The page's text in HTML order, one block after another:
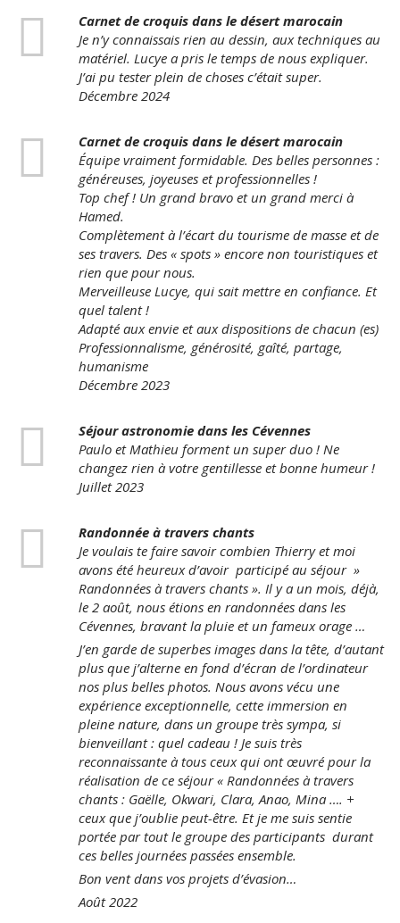
Carnet de croquis dans le désert marocain
Je n’y connaissais rien au dessin, aux techniques au
matériel. Lucye a pris le temps de nous expliquer.
J’ai pu tester plein de choses c’était super.
Décembre 2024
Carnet de croquis dans le désert marocain
Équipe vraiment formidable. Des belles personnes :
généreuses, joyeuses et professionnelles !
Top chef ! Un grand bravo et un grand merci à
Hamed.
Complètement à l’écart du tourisme de masse et de
ses travers. Des « spots » encore non touristiques et
rien que pour nous.
Merveilleuse Lucye, qui sait mettre en confiance. Et
quel talent !
Adapté aux envie et aux dispositions de chacun (es)
Professionnalisme, générosité, gaîté, partage,
humanisme
Décembre 2023
Séjour astronomie dans les Cévennes
Paulo et Mathieu forment un super duo ! Ne
changez rien à votre gentillesse et bonne humeur !
Juillet 2023
Randonnée à travers chants
Je voulais te faire savoir combien Thierry et moi
avons été heureux d’avoir participé au séjour »
Randonnées à travers chants ». Il y a un mois, déjà,
le 2 août, nous étions en randonnées dans les
Cévennes, bravant la pluie et un fameux orage …
J’en garde de superbes images dans la tête, d’autant
plus que j’alterne en fond d’écran de l’ordinateur
nos plus belles photos. Nous avons vécu une
expérience exceptionnelle, cette immersion en
pleine nature, dans un groupe très sympa, si
bienveillant : quel cadeau ! Je suis très
reconnaissante à tous ceux qui ont œuvré pour la
réalisation de ce séjour « Randonnées à travers
chants : Gaëlle, Okwari, Clara, Anao, Mina …. +
ceux que j’oublie peut-être. Et je me suis sentie
portée par tout le groupe des participants durant
ces belles journées passées ensemble.
Bon vent dans vos projets d’évasion…
Août 2022